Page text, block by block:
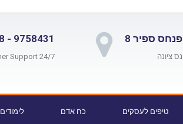
פנחס ספיר 8
נס ציונה
9758431 - 08
24/7 Customer Support
טיפים לעסקים כח אדם לימודים